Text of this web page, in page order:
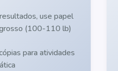
use papel
(100-110 lb)
para atividades